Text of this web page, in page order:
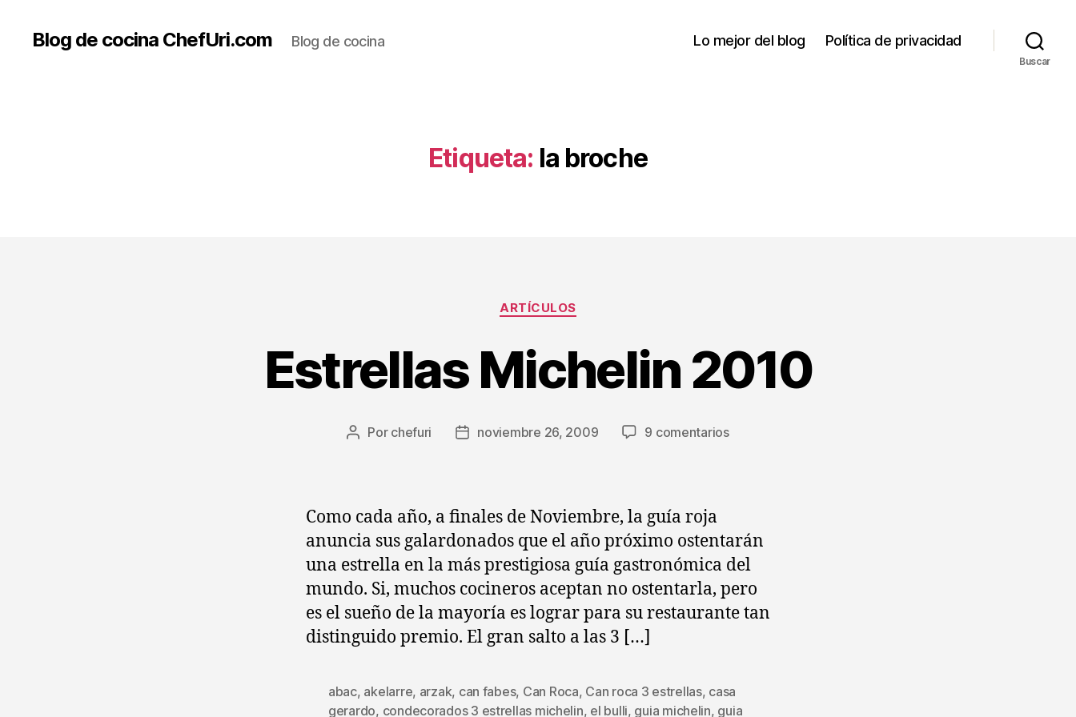
Blog de cocina ChefUri.com Blog de cocina Lo mejor del blog Política de privacidad
Buscar
Etiqueta: la broche
Categorías
ARTÍCULOS
Estrellas Michelin 2010
Autor
Por chefuri
Fechanoviembre 26, 2009 9 comentariosen
Como cada año, a finales de Noviembre, la guía roja
anuncia sus galardonados que el año próximo ostentarán
una estrella en la más prestigiosa guía gastronómica del
mundo. Si, muchos cocineros aceptan no ostentarla, pero
es el sueño de la mayoría es lograr para su restaurante tan
distinguido premio. El gran salto a las 3 […]
abac, akelarre, arzak, can fabes, Can Roca, Can roca 3 estrellas, casa
gerardo, condecorados 3 estrellas michelin, el bulli, guia michelin, guia